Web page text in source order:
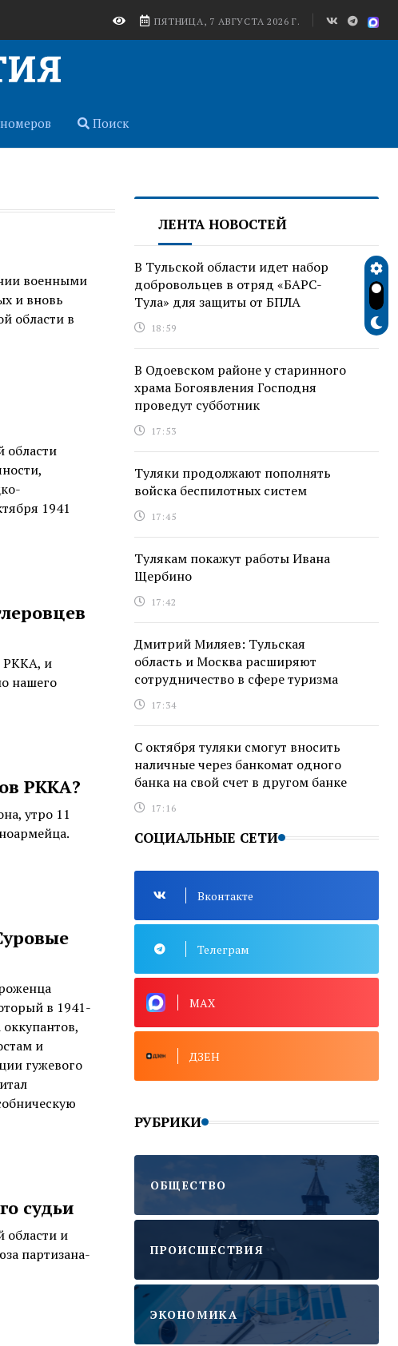
ПЯТНИЦА, 7 АВГУСТА 2026 Г.
Поиск
военными
и вновь
области в
области
1941
РККА, и
нашего
РККА?
утро 11
в 1941-
и
гужевого
судьи
области и
партизана-
ЛЕНТА НОВОСТЕЙ
В Тульской области идет набор
добровольцев в отряд «БАРС-
Тула» для защиты от БПЛА
18:59
В Одоевском районе у старинного
храма Богоявления Господня
проведут субботник
17:53
Туляки продолжают пополнять
войска беспилотных систем
17:45
Тулякам покажут работы Ивана
Щербино
17:42
Дмитрий Миляев: Тульская
область и Москва расширяют
сотрудничество в сфере туризма
17:34
С октября туляки смогут вносить
наличные через банкомат одного
банка на свой счет в другом банке
17:16
СОЦИАЛЬНЫЕ СЕТИ
Вконтакте
Телеграм
MAX
ДЗЕН
РУБРИКИ
ОБЩЕСТВО
ПРОИСШЕСТВИЯ
ЭКОНОМИКА